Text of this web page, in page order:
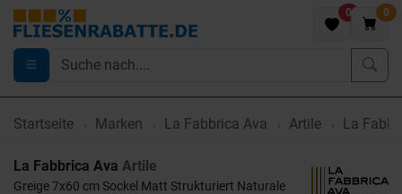
0 0
Startseite Marken La Fabbrica Ava Artile La
La Fabbrica Ava Artile
Greige 7x60 cm Sockel Matt Strukturiert Naturale